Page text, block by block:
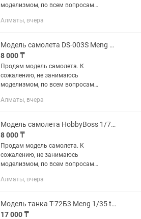
моделизмом, по всем вопросам
новая модель, не собранная, клей и
Алматы, вчера
Модель самолета DS-003S Meng F-102A 1/72 сборная масштабная самолет 1 72
8 000 ₸
Продам модель самолета. К
сожалению, не занимаюсь
моделизмом, по всем вопросам
новая модель, не собранная, клей и
Алматы, вчера
Модель самолета HobbyBoss 1/72 A-7K Corsair II сборная масштабная самолет
8 000 ₸
Продам модель самолета. К
сожалению, не занимаюсь
моделизмом, по всем вопросам
новая модель, не собранная, клей и
Алматы, вчера
Модель танка Т-72Б3 Meng 1/35 ts-028 сборная масштабная танк масштаб менг
17 000 ₸